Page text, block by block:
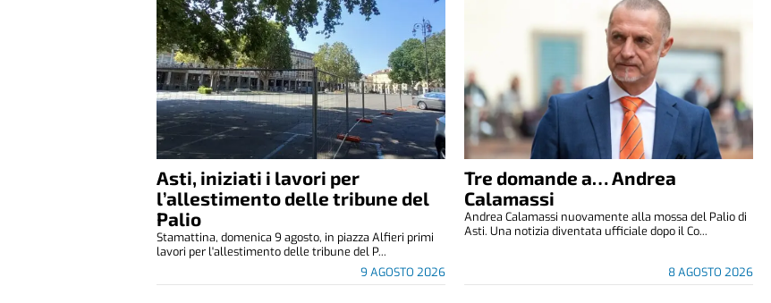
Asti, iniziati i lavori per
l’allestimento delle tribune del
Palio
9 AGOSTO 2026
Stamattina, domenica 9 agosto, in piazza Alfieri primi
lavori per l'allestimento delle tribune del P...
Tre domande a… Andrea
Calamassi
8 AGOSTO 2026
Andrea Calamassi nuovamente alla mossa del Palio di
Asti. Una notizia diventata ufficiale dopo il Co...